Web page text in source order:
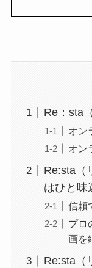
Re：sta
オン
オン
Re:sta（
はひと味
信頼
プロ
画を
Re:sta（